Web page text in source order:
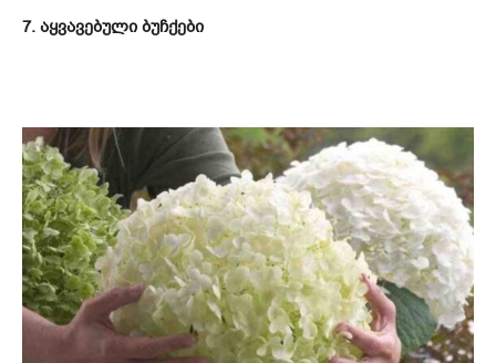
7. აყვავებული ბუჩქები